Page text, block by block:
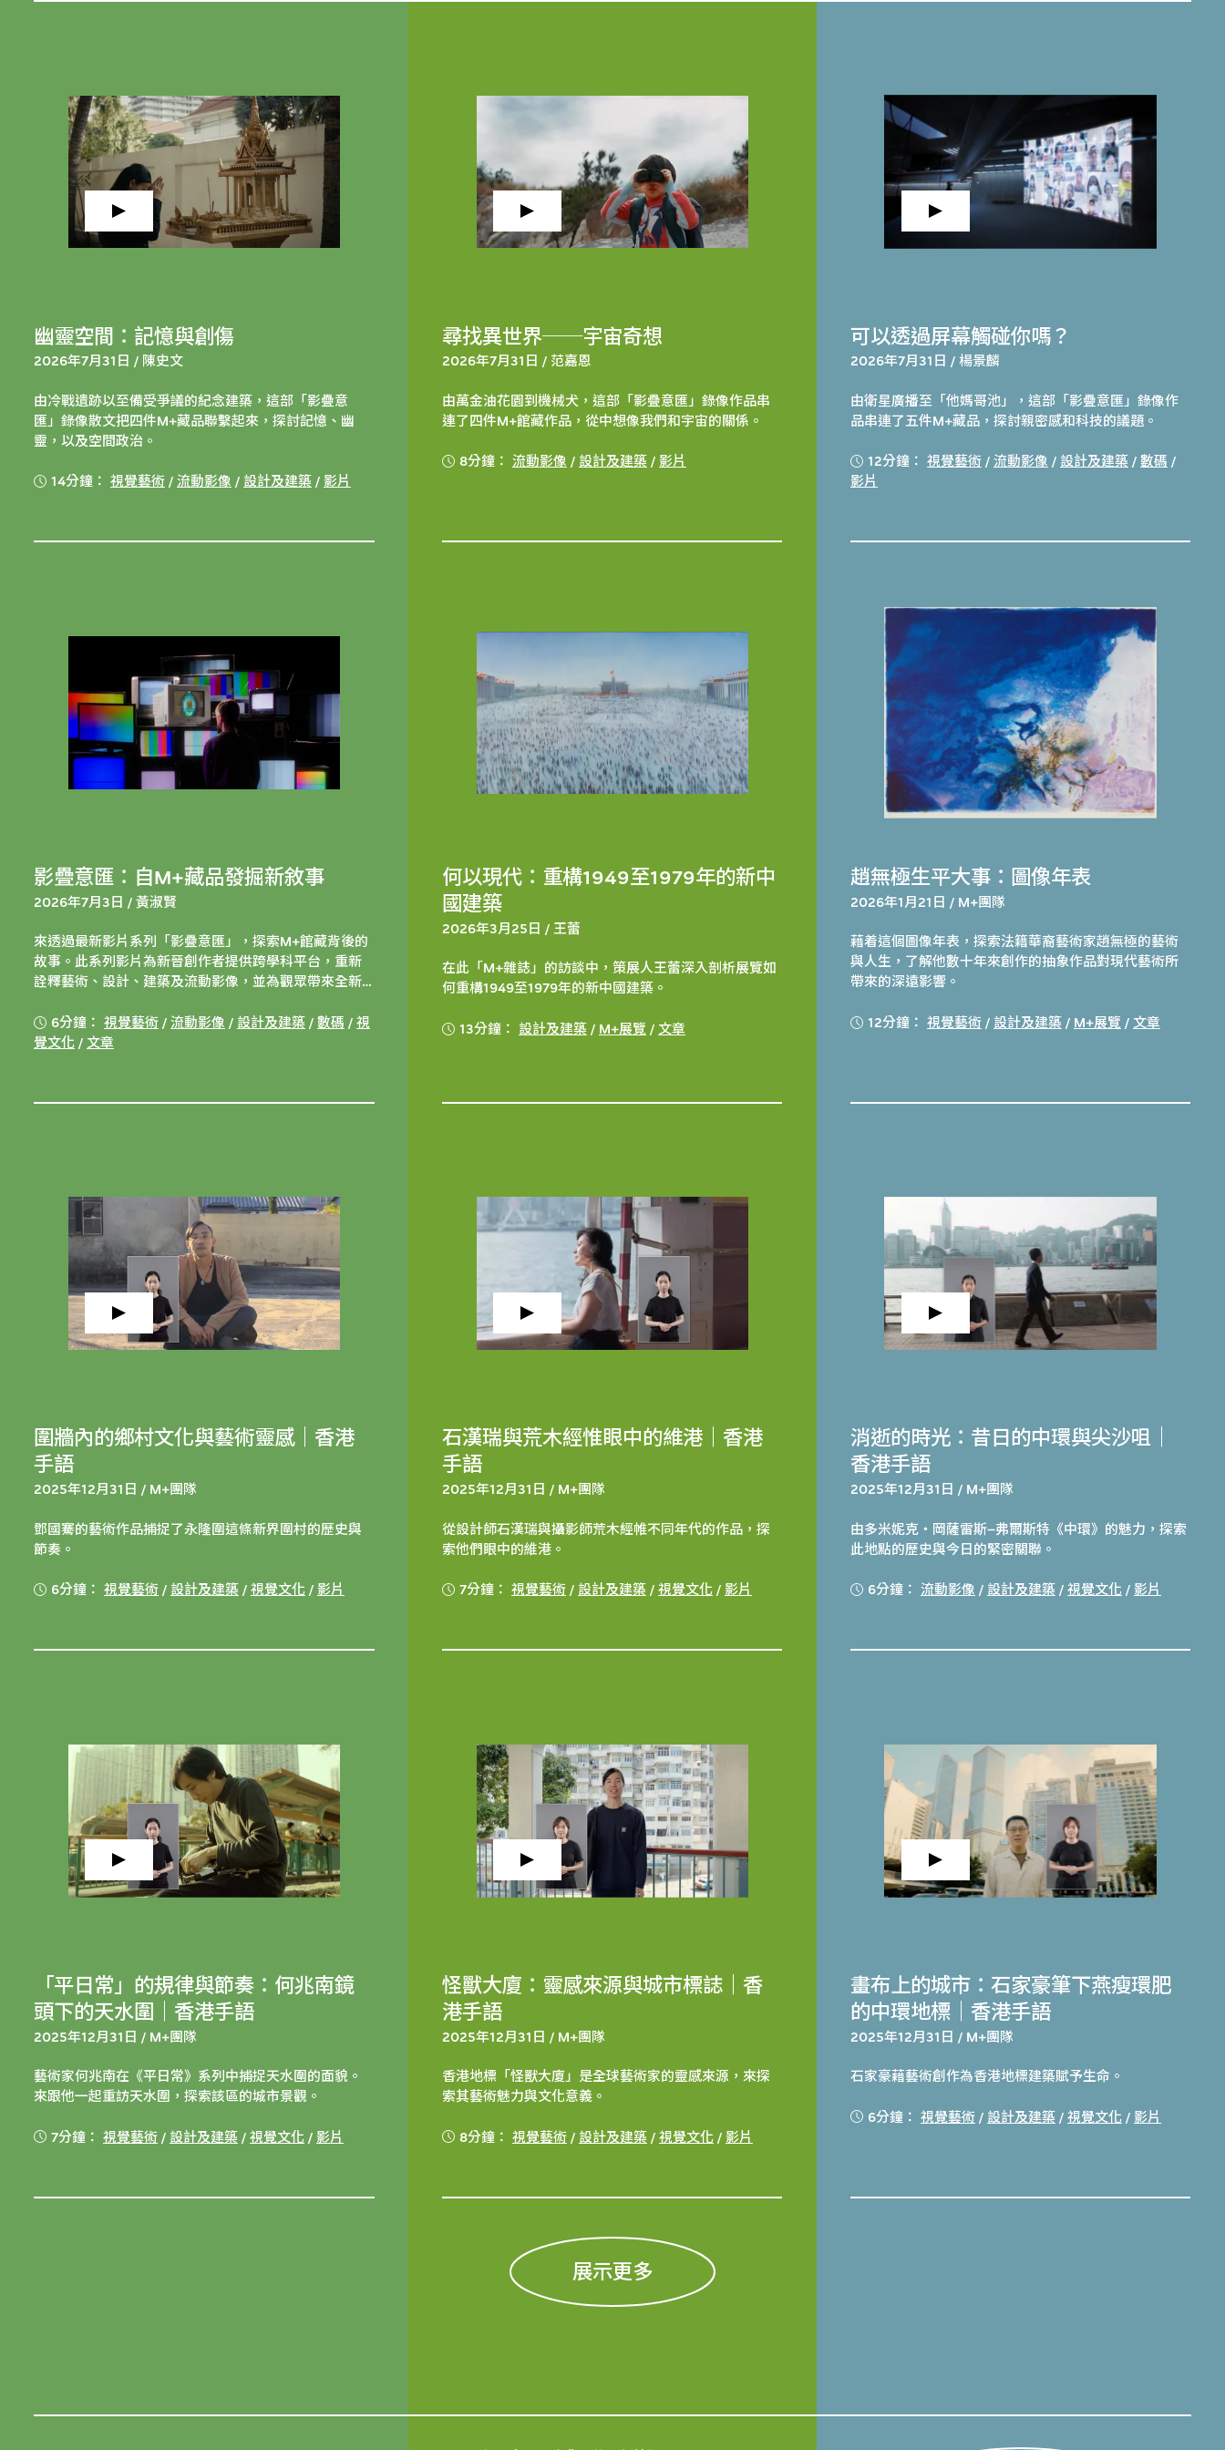
幽靈空間：記憶與創傷
2026年7月31日 / 陳史文
由冷戰遺跡以至備受爭議的紀念建築，這部「影疊意
匯」錄像散文把四件M+藏品聯繫起來，探討記憶、幽
靈，以及空間政治。
14分鐘： 視覺藝術/ 流動影像 / 設計及建築/ 影片
尋找異世界──宇宙奇想
2026年7月31日 / 范嘉恩
由萬金油花園到機械犬，這部「影疊意匯」錄像作品串
連了四件M+館藏作品，從中想像我們和宇宙的關係。
8分鐘： 流動影像 / 設計及建築/ 影片
可以透過屏幕觸碰你嗎？
2026年7月31日 / 楊景麟
由衛星廣播至「他媽哥池」，這部「影疊意匯」錄像作
品串連了五件M+藏品，探討親密感和科技的議題。
12分鐘： 視覺藝術/ 流動影像 / 設計及建築/ 數碼 /
影片
影疊意匯：自M+藏品發掘新敘事
2026年7月3日 / 黃淑賢
來透過最新影片系列「影疊意匯」，探索M+館藏背後的
故事。此系列影片為新晉創作者提供跨學科平台，重新
詮釋藝術、設計、建築及流動影像，並為觀眾帶來全新
6分鐘： 視覺藝術/ 流動影像 / 設計及建築/ 數碼 / 視
覺文化 / 文章
何以現代：重構1949至1979年的新中
國建築
2026年3月25日 / 王蕾
在此「M+雜誌」的訪談中，策展人王蕾深入剖析展覽如
何重構1949至1979年的新中國建築。
13分鐘： 設計及建築/ M+展覽/ 文章
趙無極生平大事：圖像年表
2026年1月21日 / M+團隊
藉着這個圖像年表，探索法籍華裔藝術家趙無極的藝術
與人生，了解他數十年來創作的抽象作品對現代藝術所
帶來的深遠影響。
12分鐘： 視覺藝術/ 設計及建築/ M+展覽 / 文章
圍牆內的鄉村文化與藝術靈感｜香港
手語
2025年12月31日 / M+團隊
鄧國騫的藝術作品捕捉了永隆圍這條新界圍村的歷史與
節奏。
6分鐘： 視覺藝術/ 設計及建築/ 視覺文化 / 影片
石漢瑞與荒木經惟眼中的維港｜香港
手語
2025年12月31日 / M+團隊
從設計師石漢瑞與攝影師荒木經帷不同年代的作品，探
索他們眼中的維港。
7分鐘： 視覺藝術/ 設計及建築/ 視覺文化/ 影片
消逝的時光：昔日的中環與尖沙咀｜
香港手語
2025年12月31日 / M+團隊
由多米妮克‧岡薩雷斯–弗爾斯特《中環》的魅力，探索
此地點的歷史與今日的緊密關聯。
6分鐘： 流動影像 / 設計及建築/ 視覺文化 / 影片
「平日常」的規律與節奏：何兆南鏡
頭下的天水圍｜香港手語
2025年12月31日 / M+團隊
藝術家何兆南在《平日常》系列中捕捉天水圍的面貌。
來跟他一起重訪天水圍，探索該區的城市景觀。
7分鐘： 視覺藝術/ 設計及建築/ 視覺文化 / 影片
怪獸大廈：靈感來源與城市標誌｜香
港手語
2025年12月31日 / M+團隊
香港地標「怪獸大廈」是全球藝術家的靈感來源，來探
索其藝術魅力與文化意義。
8分鐘： 視覺藝術/ 設計及建築/ 視覺文化/ 影片
畫布上的城市：石家豪筆下燕瘦環肥
的中環地標｜香港手語
2025年12月31日 / M+團隊
石家豪藉藝術創作為香港地標建築賦予生命。
6分鐘： 視覺藝術/ 設計及建築/ 視覺文化 / 影片
展示更多